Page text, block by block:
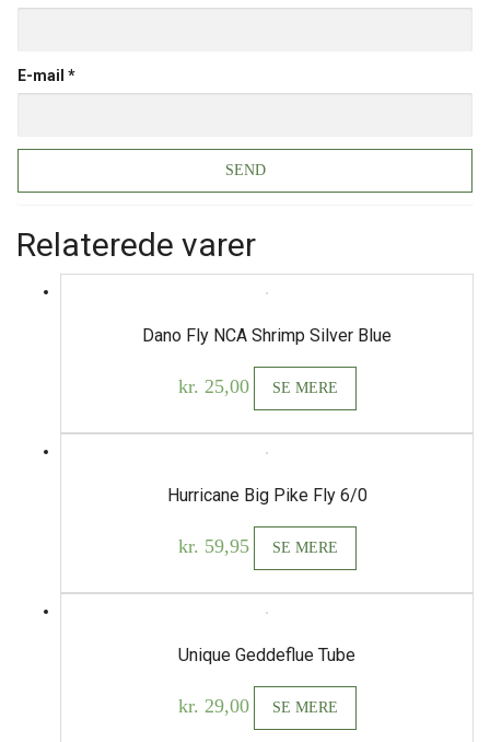
E-mail *
Relaterede varer
Dano Fly NCA Shrimp Silver Blue
kr. 25,00 SE MERE
Hurricane Big Pike Fly 6/0
kr. 59,95 SE MERE
Unique Geddeflue Tube
kr. 29,00 SE MERE